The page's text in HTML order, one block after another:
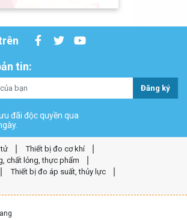
tin:
Đăng ký
đãi độc quyền qua
Thiết bị đo cơ khí
chất lỏng, thực phẩm
Thiết bị đo áp suất, thủy lực